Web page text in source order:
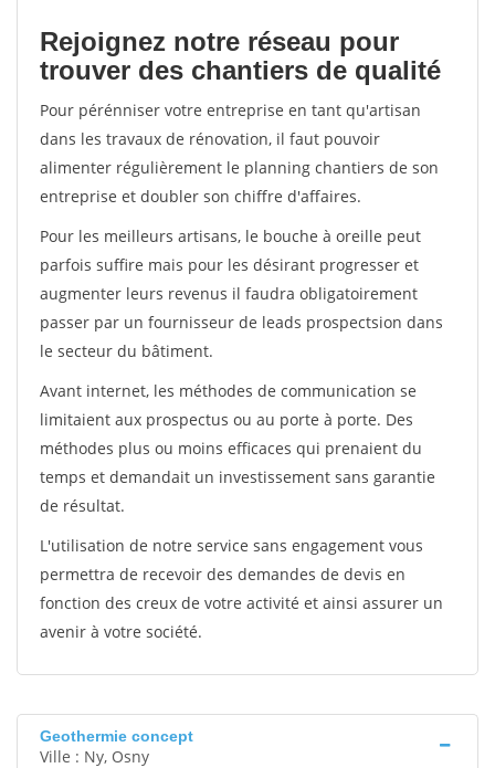
Rejoignez notre réseau pour
trouver des chantiers de qualité
Pour pérénniser votre entreprise en tant qu'artisan
dans les travaux de rénovation, il faut pouvoir
alimenter régulièrement le planning chantiers de son
entreprise et doubler son chiffre d'affaires.
Pour les meilleurs artisans, le bouche à oreille peut
parfois suffire mais pour les désirant progresser et
augmenter leurs revenus il faudra obligatoirement
passer par un fournisseur de leads prospectsion dans
le secteur du bâtiment.
Avant internet, les méthodes de communication se
limitaient aux prospectus ou au porte à porte. Des
méthodes plus ou moins efficaces qui prenaient du
temps et demandait un investissement sans garantie
de résultat.
L'utilisation de notre service sans engagement vous
permettra de recevoir des demandes de devis en
fonction des creux de votre activité et ainsi assurer un
avenir à votre société.
Geothermie concept
Ville : Ny, Osny